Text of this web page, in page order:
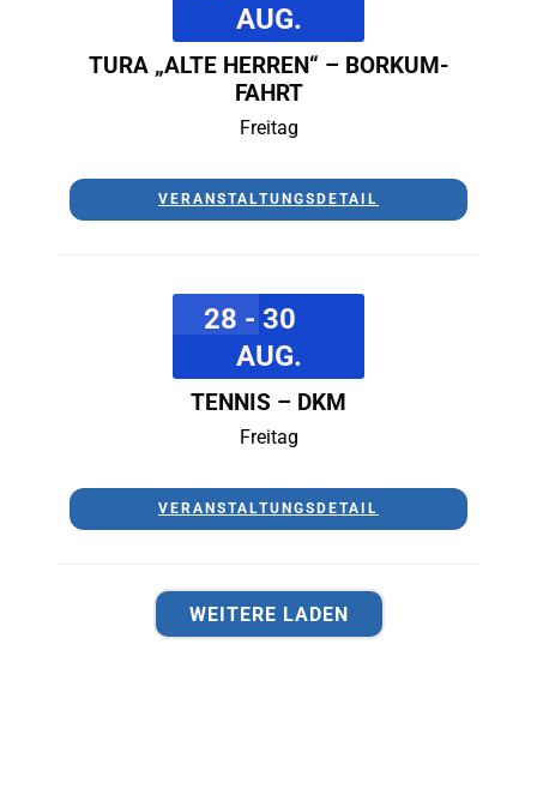
AUG.
TURA „ALTE HERREN“ – BORKUM-
FAHRT
Freitag
VERANSTALTUNGSDETAIL
28 - 30
AUG.
TENNIS – DKM
Freitag
VERANSTALTUNGSDETAIL
WEITERE LADEN